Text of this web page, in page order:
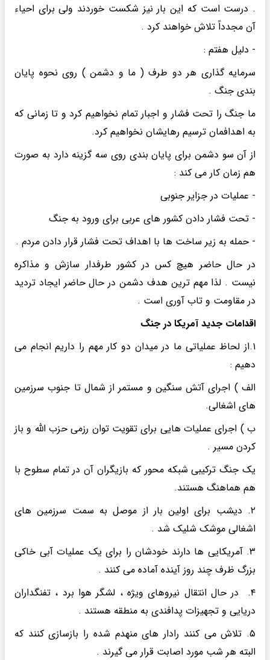
. درست است که این بار نیز شکست خوردند ولی برای احیاء
آن مجدداً تلاش خواهند کرد .
- دلیل هفتم :
سرمایه گذاری هر دو طرف ( ما و دشمن ) روی نحوه پایان
بندی جنگ .
ما جنگ را تحت فشار و اجبار تمام نخواهیم کرد و تا زمانی که
به اهدافمان ترسیم رهایشان نخواهیم کرد.
از آن سو دشمن برای پایان بندی روی سه گزینه دارد به صورت
هم زمان کار می کند :
- عملیات در جزایر جنوبی
- تحت فشار دادن کشور های عربی برای ورود به جنگ
- حمله به زیر ساخت ها با اهداف تحت فشار قرار دادن مردم .
در حال حاضر هیچ کس در کشور طرفدار سازش و مذاکره
نیست . لذا مهم ترین هدف دشمن در حال حاضر ایجاد تردید
در مقاومت و تاب آوری است .
اقدامات جدید آمریکا در جنگ
۱.از لحاظ عملیاتی ما در میدان دو کار مهم را داریم انجام می
دهیم :
الف ) اجرای آتش سنگین و‌ مستمر از شمال تا جنوب سرزمین
های اشغالی.
ب ) اجرای عملیات هایی برای تقویت توان رزمی حزب الله و باز
کردن مسیر .
یک جنگ ترکیبی شبکه محور که بازیگران آن در تمام سطوح با
هم هماهنگ هستند.‌
۲. دیشب برای اولین بار از موصل به سمت سرزمین های
اشغالی موشک شلیک شد .
۳. آمریکایی ها دارند خودشان را برای یک عملیات آبی خاکی
بزرگ ظرف چند روز آینده آماده می کنند .
۴. در حال انتقال نیروهای ویژه ، لشگر هوا برد ، تفنگداران
دریایی و تجهیزات پدافندی به منطقه هستند .‌
۵. تلاش می کنند رادار های منهدم شده را بازسازی کنند که
البته هر شب مورد اصابت قرار می گیرند .